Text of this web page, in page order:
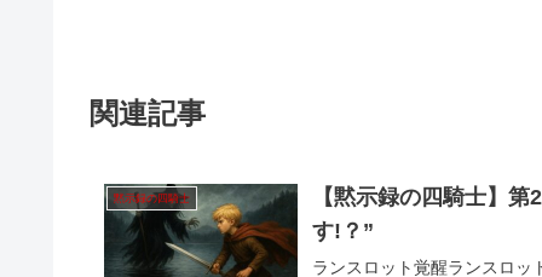
関連記事
黙示録の四騎士
【黙示録の四騎士】
す!？”
ランスロット覚醒ランスロッ